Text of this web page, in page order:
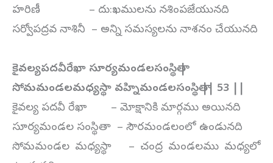
హరిణీ – దు:ఖములను నశింపజేయునది
సర్వోపద్రవ నాశినీ – అన్ని సమస్యలను నాశనం చేయునది
కైవల్యపదవీరేఖా సూర్యమండలసంస్థితా |
సోమమండలమధ్యస్థా వహ్నిమండలసంస్థితా || 53 ||
కైవల్య పదవీ రేఖా – మోక్షానికి మార్గము అయినది
సూర్యమండల సంస్థితా – సౌరమండలంలో ఉండునది
సోమమండల మధ్యస్థా – చంద్ర మండలము మధ్యలో